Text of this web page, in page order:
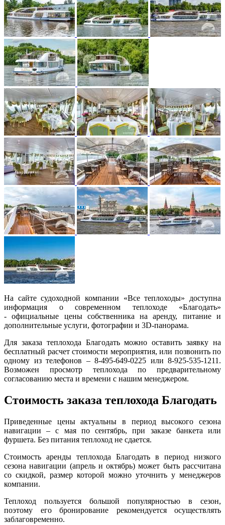
На сайте судоходной компании «Все теплоходы» доступна
информация о современном теплоходе «Благодать»
- официальные цены собственника на аренду, питание и
дополнительные услуги, фотографии и 3D-панорама.
Для заказа теплохода Благодать можно оставить заявку на
бесплатный расчет стоимости мероприятия, или позвонить по
одному из телефонов – 8-495-649-0225 или 8-925-535-1211.
Возможен просмотр теплохода по предварительному
согласованию места и времени с нашим менеджером.
Стоимость заказа теплохода Благодать
Приведенные цены актуальны в период высокого сезона
навигации – с мая по сентябрь, при заказе банкета или
фуршета. Без питания теплоход не сдается.
Стоимость аренды теплохода Благодать в период низкого
сезона навигации (апрель и октябрь) может быть рассчитана
со скидкой, размер которой можно уточнить у менеджеров
компании.
Теплоход пользуется большой популярностью в сезон,
поэтому его бронирование рекомендуется осуществлять
заблаговременно.